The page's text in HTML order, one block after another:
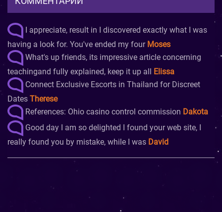
I appreciate, result in I discovered exactly what I was
having a look for. You've ended my four Moses
What's up friends, its impressive article concerning
teachingand fully explained, keep it up all
Elissa
Connect Exclusive Escorts in Thailand for Discreet
Dates Therese
References: Ohio casino control commission Dakota
Good day I am so delighted I found your web site, I
really found you by mistake, while I was David